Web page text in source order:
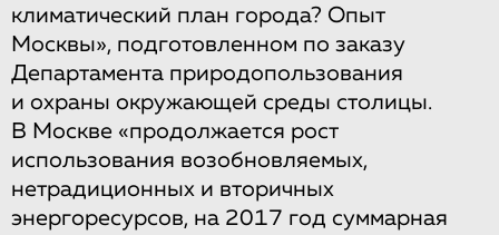
климатический план города? Опыт
Москвы», подготовленном по заказу
Департамента природопользования
и охраны окружающей среды столицы.
В Москве «продолжается рост
использования возобновляемых,
нетрадиционных и вторичных
энергоресурсов, на 2017 год суммарная